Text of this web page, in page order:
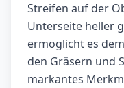
Streifen auf der
Unterseite heller
ermöglicht es
den Gräsern und
markantes